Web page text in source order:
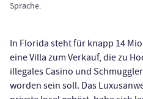
Sprache.
In Florida steht für knapp 14
eine Villa zum Verkauf, die zu
illegales Casino und
worden sein soll. Das